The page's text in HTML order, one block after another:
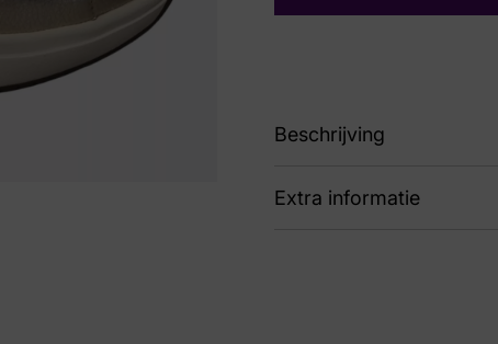
Beschrijving
91 30700.5.911 Aruba G-H
Extra informatie